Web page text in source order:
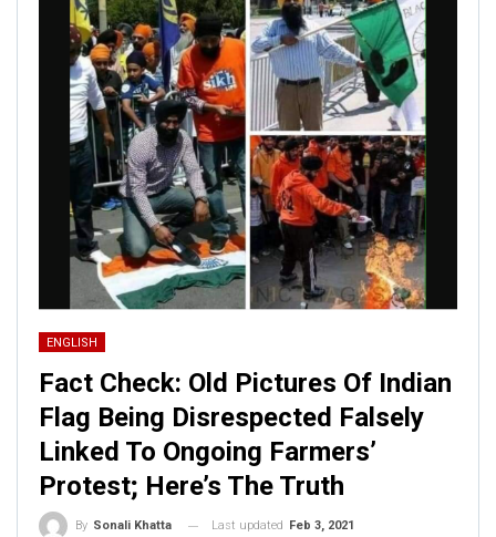
ENGLISH
Fact Check: Old Pictures Of Indian
Flag Being Disrespected Falsely
Linked To Ongoing Farmers’
Protest; Here’s The Truth
By Sonali Khatta Last updated Feb 3, 2021